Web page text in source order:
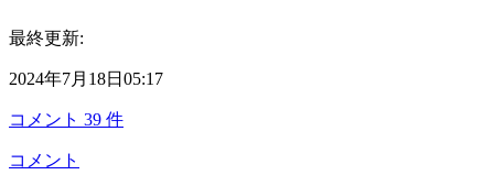
最終更新:
2024年7月18日05:17
コメント 39 件
コメント